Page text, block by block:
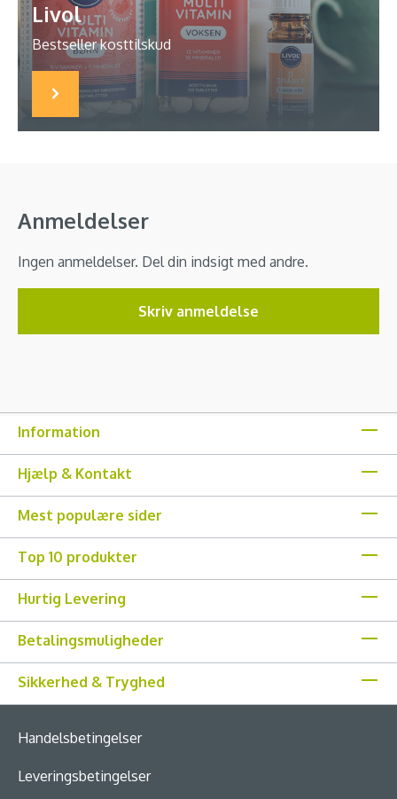
Livol
Bestseller kosttilskud
Anmeldelser
Ingen anmeldelser. Del din indsigt med andre.
Skriv anmeldelse
Information
Hjælp & Kontakt
Mest populære sider
Top 10 produkter
Hurtig Levering
Betalingsmuligheder
Sikkerhed & Tryghed
Handelsbetingelser
Leveringsbetingelser